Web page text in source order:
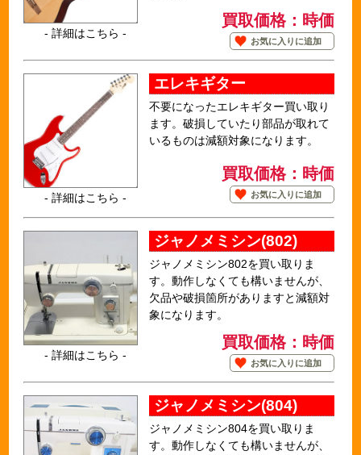
- 詳細はこちら -
買取価格：時価
お気に入りに追加
- 詳細はこちら -
エレキギター
不要になったエレキギター買い取り
ます。破損していたり部品が取れて
いるものは減額対象になります。
買取価格：時価
お気に入りに追加
- 詳細はこちら -
ジャノメミシン(802)
ジャノメミシン802を買い取りま
す。動作しなくても構いませんが、
欠品や破損箇所がありますと減額対
象になります。
買取価格：時価
お気に入りに追加
ジャノメミシン(804)
ジャノメミシン804を買い取りま
す。動作しなくても構いませんが、